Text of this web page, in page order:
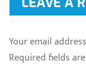
Your email
Required fields